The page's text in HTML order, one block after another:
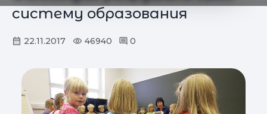
систему образования
22.11.2017 46940 0